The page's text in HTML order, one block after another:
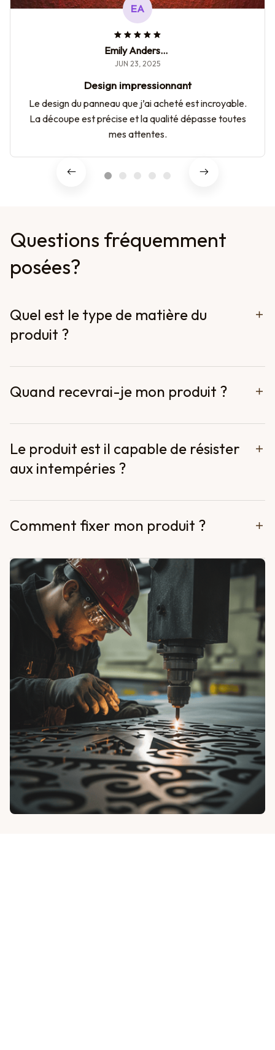
EA
Emily Anderson
JUN 23, 2025
Design impressionnant
Le design du panneau que j’ai acheté est incroyable.
La découpe est précise et la qualité dépasse toutes
mes attentes.
Questions fréquemment
posées?
Quel est le type de matière du
produit ?
Quand recevrai-je mon produit ?
Le produit est il capable de résister
aux intempéries ?
Comment fixer mon produit ?